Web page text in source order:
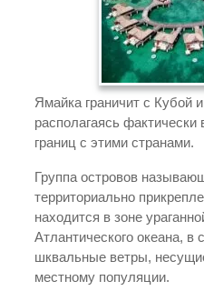
Ямайка граничит с Кубой
располагаясь фактически
границ с этими странами.
Группа островов
территориально
находится в зоне
Атлантического океана, в
шквальные ветры,
местному популяции.